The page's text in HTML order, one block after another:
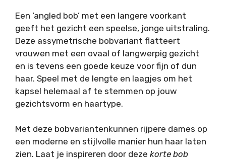
Een ‘angled bob’ met een langere voorkant
geeft het gezicht een speelse, jonge uitstraling.
Deze assymetrische bobvariant flatteert
vrouwen met een ovaal of langwerpig gezicht
en is tevens een goede keuze voor fijn of dun
haar. Speel met de lengte en laagjes om het
kapsel helemaal af te stemmen op jouw
gezichtsvorm en haartype.
Met deze bobvariantenkunnen rijpere dames op
een moderne en stijlvolle manier hun haar laten
zien. Laat je inspireren door deze korte bob